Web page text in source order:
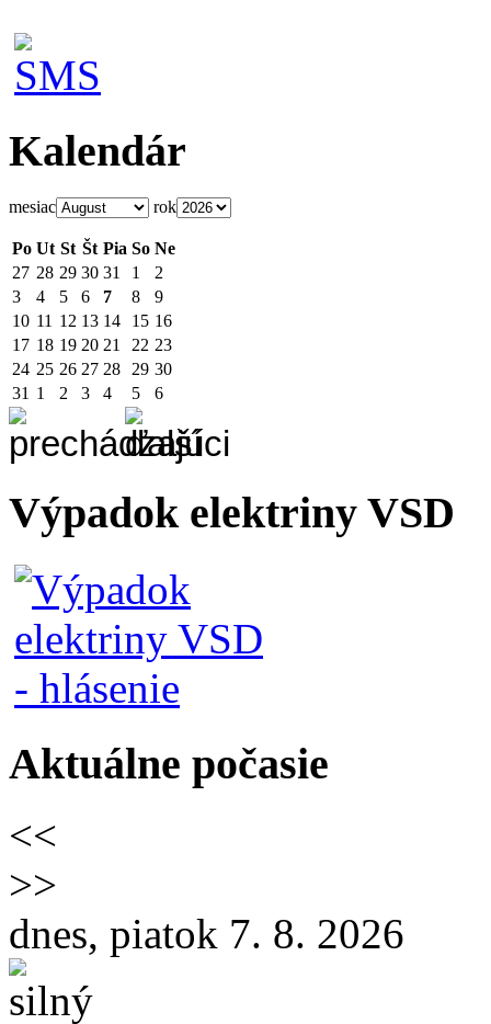
Kalendár
mesiac rok
Po Ut St Št Pia So Ne
27 28 29 30 31 1
2
3
4 5 6 7 8
9
10 11 12 13 14 15 16
17 18 19 20 21 22 23
24 25 26 27 28 29 30
31 1 2 3 4 5 6
Výpadok elektriny VSD
Aktuálne počasie
<<
>>
dnes, piatok 7. 8. 2026